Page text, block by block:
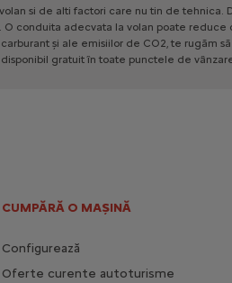
volan si de alti factori care nu tin de tehnica.
O conduita adecvata la volan poate reduce
carburant și ale emisiilor de CO2, te rugăm să
disponibil gratuit în toate punctele de
CUMPĂRĂ O MAȘINĂ
Configurează
Oferte curente autoturisme